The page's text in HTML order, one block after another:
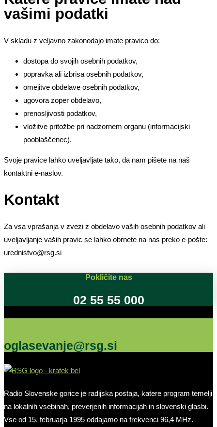
vašimi podatki
V skladu z veljavno zakonodajo imate pravico do:
dostopa do svojih osebnih podatkov,
popravka ali izbrisa osebnih podatkov,
omejitve obdelave osebnih podatkov,
ugovora zoper obdelavo,
prenosljivosti podatkov,
vložitve pritožbe pri nadzornem organu (informacijski
pooblaščenec).
Svoje pravice lahko uveljavljate tako, da nam pišete na naš
kontaktni e-naslov.
Kontakt
Za vsa vprašanja v zvezi z obdelavo vaših osebnih podatkov ali
uveljavljanje vaših pravic se lahko obrnete na nas preko e-pošte:
urednistvo@rsg.si
Pokličite nas
02 55 55 000
oglasevanje@rsg.si
Radio Slovenske gorice je radijska postaja, katere program temelji
na lokalnih vsebinah, preverjenih informacijah in slovenski glasbi.
Vse od 15. februarja 1995 oddajamo na frekvenci 96,4 MHz.